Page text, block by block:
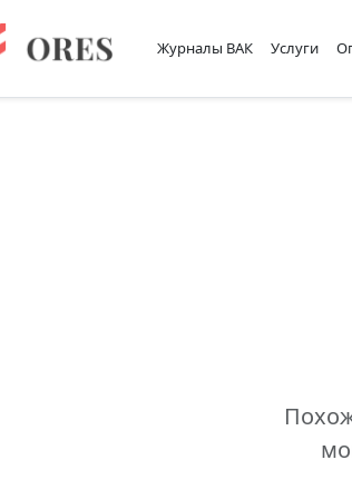
Журналы ВАК Услуги